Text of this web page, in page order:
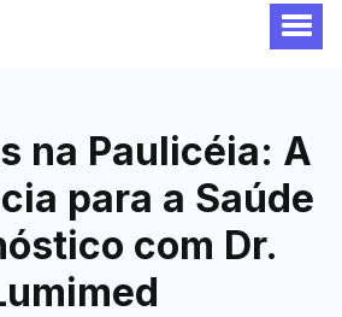
na Paulicéia: A
para a Saúde
com Dr.